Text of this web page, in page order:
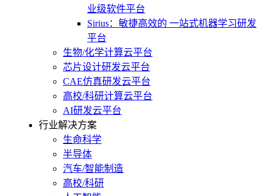
业级软件平台
Sirius：敏捷高效的 一站式机器学习研发
平台
生物/化学计算云平台
芯片设计研发云平台
CAE仿真研发云平台
高校/科研计算云平台
AI研发云平台
行业解决方案
生命科学
半导体
汽车/智能制造
高校/科研